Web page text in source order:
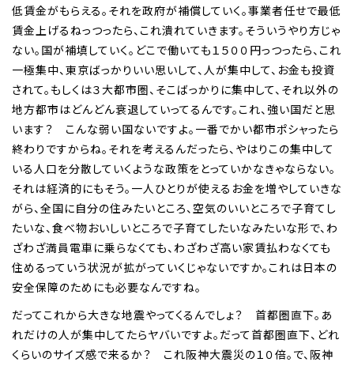
低賃金がもらえる。それを政府が補償していく。事業者任せで最低
賃金上げるねっつったら、これ潰れていきます。そういうやり方じゃ
ない。国が補填していく。どこで働いても１５００円っつったら、これ
一極集中、東京ばっかりいい思いして、人が集中して、お金も投資
されて。もしくは３大都市圏、そこばっかりに集中して、それ以外の
地方都市はどんどん衰退していってるんです。これ、強い国だと思
います？ こんな弱い国ないですよ。一番でかい都市ポシャったら
終わりですからね。それを考えるんだったら、やはりこの集中して
いる人口を分散していくような政策をとっていかなきゃならない。
それは経済的にもそう。一人ひとりが使えるお金を増やしていきな
がら、全国に自分の住みたいところ、空気のいいところで子育てし
たいな、食べ物おいしいところで子育てしたいなみたいな形で、わ
ざわざ満員電車に乗らなくても、わざわざ高い家賃払わなくても
住めるっていう状況が拡がっていくじゃないですか。これは日本の
安全保障のためにも必要なんですね。
だってこれから大きな地震やってくるんでしょ？ 首都圏直下。あ
れだけの人が集中してたらヤバいですよ。だって首都圏直下、どれ
くらいのサイズ感で来るか？ これ阪神大震災の１０倍。で、阪神